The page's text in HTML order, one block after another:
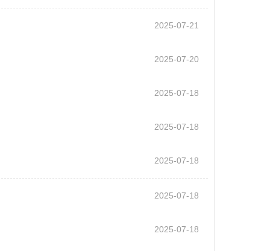
2025-07-21
2025-07-20
2025-07-18
2025-07-18
2025-07-18
2025-07-18
2025-07-18